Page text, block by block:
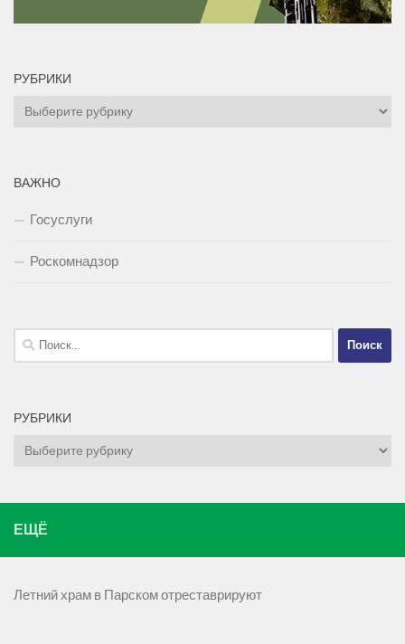
РУБРИКИ
Рубрики
ВАЖНО
Госуслуги
Роскомнадзор
Найти:
РУБРИКИ
Рубрики
ЕЩЁ
Летний храм в Парском отреставрируют